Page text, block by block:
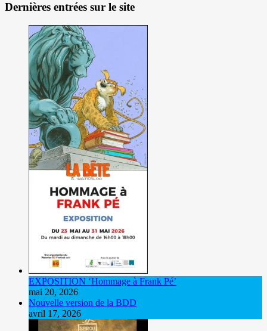
Dernières entrées sur le site
EXPOSITION ‘Hommage à Frank Pé’
mai 20, 2026
Nouvelle version de la BDD
avril 17, 2026